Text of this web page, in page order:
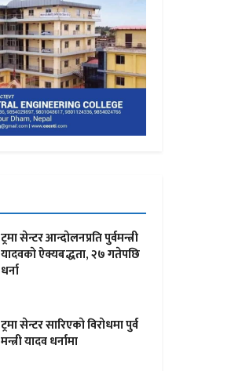
ट्रमा सेन्टर आन्दाेलनप्रति पुर्वमन्त्री
यादवकाे ऐक्यबद्धता, २७ गतेपछि
धर्ना
ट्रमा सेन्टर सारिएकाे विराेधमा पुर्व
मन्त्री यादव धर्नामा